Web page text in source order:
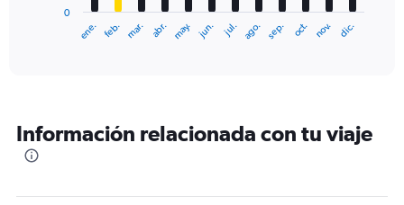
categories.
The
ene. feb. mar. abr. may. jun. jul. ago. sep. oct. nov. dic.
0
Información relacionada con tu viaje